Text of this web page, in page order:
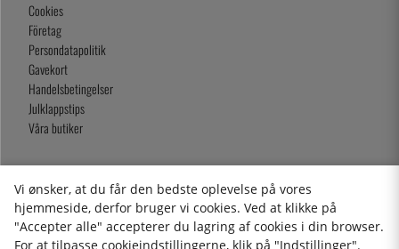
Cookies
Företag
Persondatapolitik
Gavekort
Handelsbetingelser
Julklappstips
Våra butiker
2026 KitchenLab AB
Vi ønsker, at du får den bedste oplevelse på vores
hjemmeside, derfor bruger vi cookies. Ved at klikke på
"Accepter alle" accepterer du lagring af cookies i din browser.
For at tilpasse cookieindstillingerne, klik på "Indstillinger".